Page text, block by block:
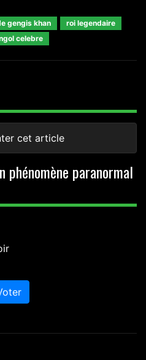
gengis khan
roi legendaire
celebre
cet article
phénomène paranormal